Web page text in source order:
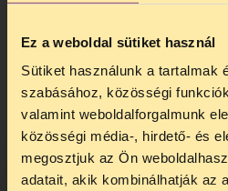
Ez a weboldal sütiket használ
Sütiket használunk a tartalmak
szabásához, közösségi
valamint weboldalforgalmunk
közösségi média-, hirdető- és
megosztjuk az Ön
adatait, akik kombinálhatják az
megalkotását. Ez az
érvényes: http://tasz.hu/
A tömegmozgalomnak új
kapcsolatban a TASZ
jogalkotó figyelmét arra,
tiltó szakasz megalkotása
jogalkalmazásra kell bízni